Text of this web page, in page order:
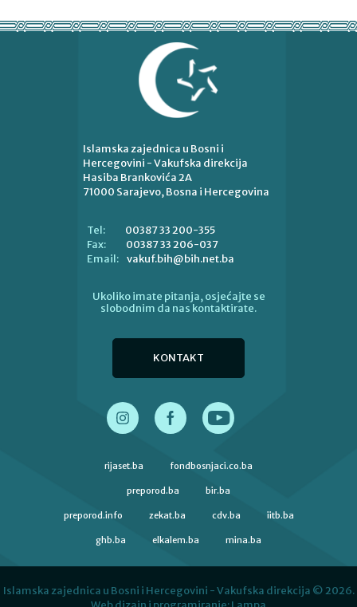
Islamska zajednica u Bosni i
Hercegovini - Vakufska direkcija
Hasiba Brankovića 2A
71000 Sarajevo, Bosna i Hercegovina
Tel:
00387 33 200-355
Fax:
00387 33 206-037
Email: vakuf.bih@bih.net.ba
Ukoliko imate pitanja, osjećajte se
slobodnim da nas kontaktirate.
KONTAKT
rijaset.ba fondbosnjaci.co.ba
preporod.ba bir.ba
preporod.info zekat.ba cdv.ba iitb.ba
ghb.ba elkalem.ba mina.ba
Islamska zajednica u Bosni i Hercegovini - Vakufska direkcija © 2026.